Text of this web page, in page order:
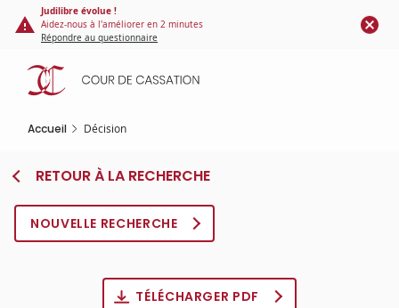
Panneau de gestion des cookies
contenu
principal
Judilibre évolue !
Aidez-nous à l'améliorer en 2 minutes
Répondre au questionnaire
Accueil Décision
RETOUR À LA RECHERCHE
NOUVELLE RECHERCHE
TÉLÉCHARGER PDF